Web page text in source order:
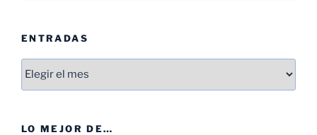
ENTRADAS
Entradas
LO MEJOR DE…